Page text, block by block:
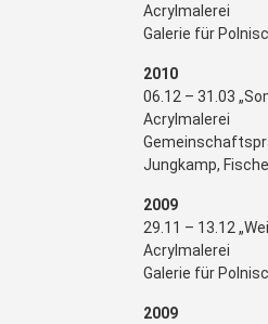
Acrylmalerei
Galerie für
2010
06.12 – 31.03
Acrylmalerei
Jungkamp,
2009
29.11 – 13.12
Acrylmalerei
Galerie für
2009